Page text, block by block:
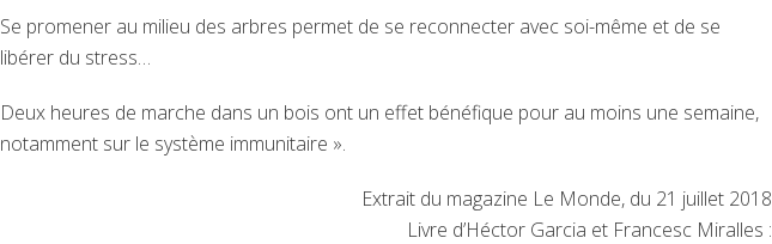
Se promener au milieu des arbres permet de se reconnecter avec soi-même et de se
libérer du stress…
Deux heures de marche dans un bois ont un effet bénéfique pour au moins une semaine,
notamment sur le système immunitaire ».
Extrait du magazine Le Monde, du 21 juillet 2018
Livre d’Héctor Garcia et Francesc Miralles :